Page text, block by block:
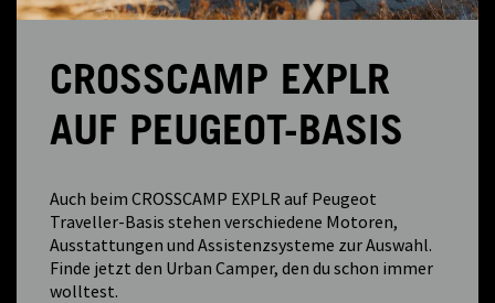
CROSSCAMP EXPLR
AUF PEUGEOT-BASIS
Auch beim CROSSCAMP EXPLR auf Peugeot
Traveller-Basis stehen verschiedene Motoren,
Ausstattungen und Assistenzsysteme zur Auswahl.
Finde jetzt den Urban Camper, den du schon immer
wolltest.